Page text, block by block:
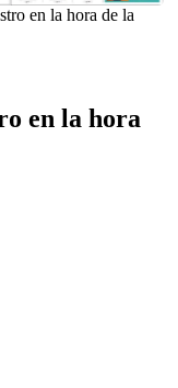
en la hora de la
en la hora